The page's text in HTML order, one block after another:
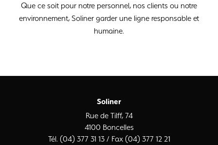
Que ce soit pour notre personnel, nos clients ou notre
environnement, Soliner garder une ligne responsable et
humaine.
Soliner
Rue de Tilff, 74
4100 Boncelles
Tél. (04) 377 31 13 / Fax (04) 377 12 21